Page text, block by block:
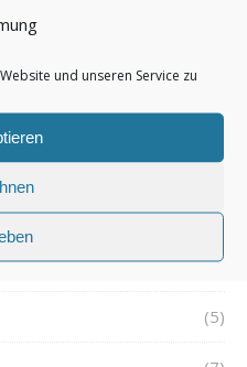
und unseren Service zu
(6)
(5)
(6)
(6)
(5)